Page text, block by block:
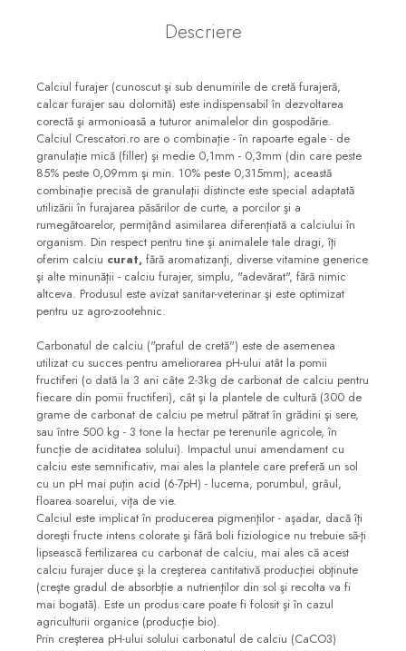
Descriere
Calciul furajer (cunoscut şi sub denumirile de cretă furajeră,
calcar furajer sau dolomită) este indispensabil în dezvoltarea
corectă şi armonioasă a tuturor animalelor din gospodărie.
Calciul Crescatori.ro are o combinaţie - în rapoarte egale - de
granulaţie mică (filler) şi medie 0,1mm - 0,3mm (din care peste
85% peste 0,09mm şi min. 10% peste 0,315mm); această
combinaţie precisă de granulaţii distincte este special adaptată
utilizării în furajarea păsărilor de curte, a porcilor şi a
rumegătoarelor, permiţând asimilarea diferenţiată a calciului în
organism. Din respect pentru tine şi animalele tale dragi, îţi
oferim calciu curat, fără aromatizanţi, diverse vitamine generice
şi alte minunăţii - calciu furajer, simplu, "adevărat", fără nimic
altceva. Produsul este avizat sanitar-veterinar şi este optimizat
pentru uz agro-zootehnic.
Carbonatul de calciu ("praful de cretă") este de asemenea
utilizat cu succes pentru ameliorarea pH-ului atât la pomii
fructiferi (o dată la 3 ani câte 2-3kg de carbonat de calciu pentru
fiecare din pomii fructiferi), cât şi la plantele de cultură (300 de
grame de carbonat de calciu pe metrul pătrat în grădini şi sere,
sau între 500 kg - 3 tone la hectar pe terenurile agricole, în
funcţie de aciditatea solului). Impactul unui amendament cu
calciu este semnificativ, mai ales la plantele care preferă un sol
cu un pH mai puţin acid (6-7pH) - lucerna, porumbul, grâul,
floarea soarelui, viţa de vie.
Calciul este implicat în producerea pigmenţilor - aşadar, dacă îţi
doreşti fructe intens colorate şi fără boli fiziologice nu trebuie să-ţi
lipsească fertilizarea cu carbonat de calciu, mai ales că acest
calciu furajer duce şi la creşterea cantitativă producţiei obţinute
(creşte gradul de absorbţie a nutrienţilor din sol şi recolta va fi
mai bogată). Este un produs care poate fi folosit şi în cazul
agriculturii organice (producţie bio).
Prin creşterea pH-ului solului carbonatul de calciu (CaCO3)